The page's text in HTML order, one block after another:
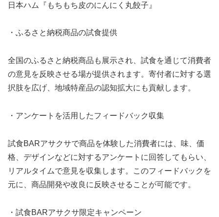
日本ハム『もちもち皮のにんにく丸餃子』
・ふるさと納税商品の試食提供
全国のふるさと納税商品も展示され、試食を通じて消費者
の意見を反映させる場が提供されます。寄付者に対する選
択肢を広げ、地域特産品の認知拡大にも貢献します。
・アンケートを活用したフィードバック収集
試食BARアサクサで商品を体験した消費者には、味、価
格、デザインなどに対するアンケートに回答してもらい、
リアルタイムで意見を収集します。このフィードバックを
元に、商品開発や改良に反映させることが可能です。
・試食BARアサクサ限定キャンペーン